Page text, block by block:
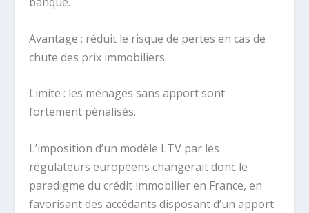
Avantage : réduit le risque de pertes en cas de
chute des prix immobiliers.
Limite : les ménages sans apport sont
fortement pénalisés.
L’imposition d’un modèle LTV par les
régulateurs européens changerait donc le
paradigme du crédit immobilier en France, en
favorisant des accédants disposant d’un apport